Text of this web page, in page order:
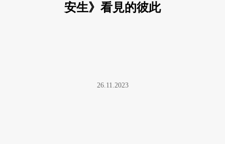
安生》看見的彼此
26.11.2023